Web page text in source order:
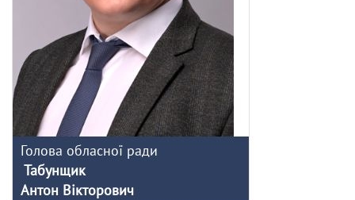
Голова обласної ради
Табунщик
Антон Вікторович